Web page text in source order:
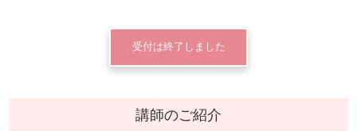
受付は終了しました
講師のご紹介